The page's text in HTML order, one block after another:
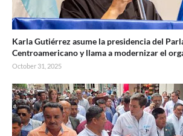
Karla Gutiérrez asume la presidencia del
Centroamericano y llama a modernizar el
October 31, 2025